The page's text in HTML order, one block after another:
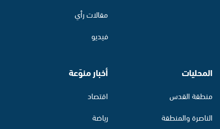
مقالات رأي
فيديو
المحليات
منطقة القدس
الناصرة والمنطقة
أخبار منوّعة
اقتصاد
رياضة